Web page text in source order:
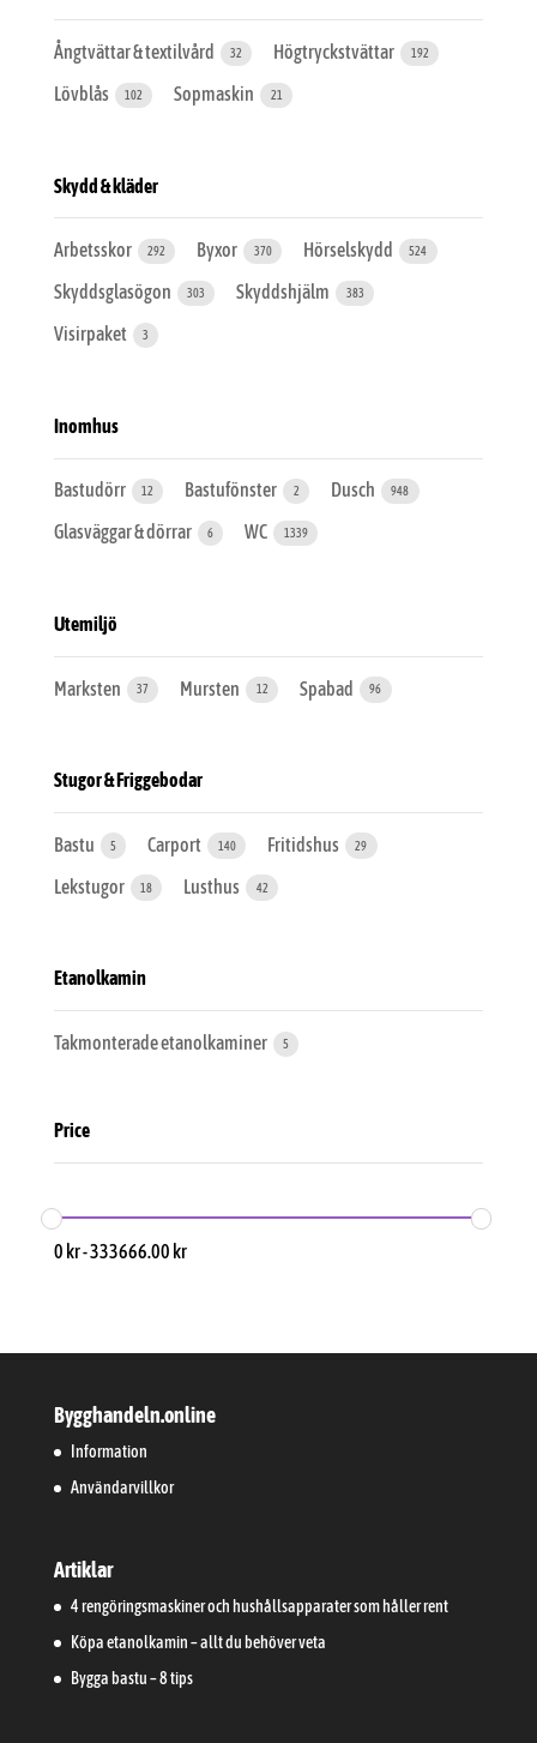
Ångtvättar & textilvård 32 Högtryckstvättar 192
Lövblås 102 Sopmaskin 21
Skydd & kläder
Arbetsskor 292 Byxor 370 Hörselskydd 524
Skyddsglasögon 303 Skyddshjälm 383
Visirpaket 3
Inomhus
Bastudörr 12 Bastufönster 2 Dusch 948
Glasväggar & dörrar 6 WC 1339
Utemiljö
Marksten 37 Mursten 12 Spabad 96
Stugor & Friggebodar
Bastu 5 Carport 140 Fritidshus 29
Lekstugor 18 Lusthus 42
Etanolkamin
Takmonterade etanolkaminer 5
Price
0 kr-333666.00 kr
Bygghandeln.online
Information
Användarvillkor
Artiklar
4 rengöringsmaskiner och hushållsapparater som håller rent
Köpa etanolkamin – allt du behöver veta
Bygga bastu – 8 tips